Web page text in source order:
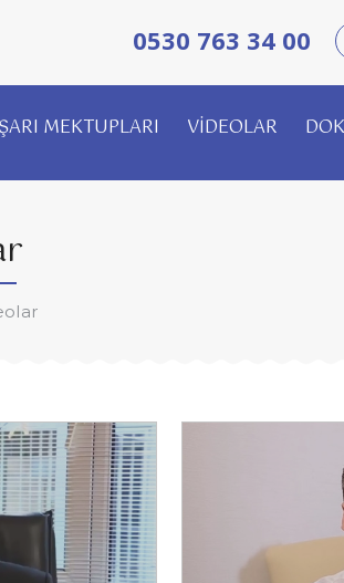
0530 763 34 00
MEKTUPLARI VİDEOLAR